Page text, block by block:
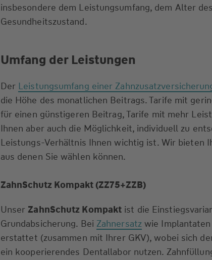
insbesondere dem Leistungsumfang, dem Alter
Gesundheitszustand.
Umfang der Leistungen
Der Leistungsumfang einer
die Höhe des monatlichen Beitrags. Tarife mit
für einen günstigeren Beitrag, Tarife mit mehr
Ihnen aber auch die Möglichkeit, individuell zu
Leistungs-Verhältnis Ihnen wichtig ist. Wir bieten
aus denen Sie wählen können.
ZahnSchutz Kompakt (ZZ75+ZZB)
Unser ZahnSchutz Kompakt ist die
Grundabsicherung. Bei Zahnersatzwie Implantaten
erstattet (zusammen mit Ihrer GKV), wobei sich
ein kooperierendes Dentallabor nutzen.